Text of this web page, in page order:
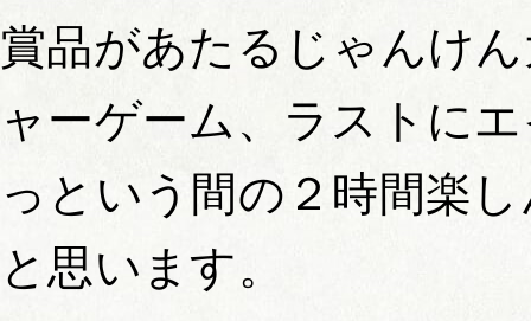
賞品があたるじゃんけ
ャーゲーム、ラストに
っという間の２時間楽
と思います。